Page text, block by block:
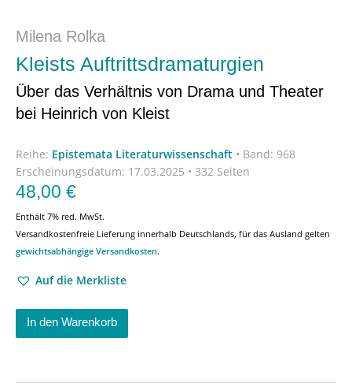
Milena Rolka
Kleists Auftrittsdramaturgien
Über das Verhältnis von Drama und Theater
bei Heinrich von Kleist
Reihe: Epistemata Literaturwissenschaft • Band: 968
Erscheinungsdatum: 17.03.2025 • 332 Seiten
48,00 €
Enthält 7% red. MwSt.
Versandkostenfreie Lieferung innerhalb Deutschlands, für das Ausland gelten
gewichtsabhängige Versandkosten.
Auf die Merkliste
In den Warenkorb